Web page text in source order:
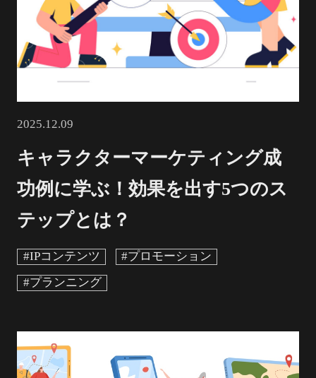
2025.12.09
キャラクターマーケティング成
功例に学ぶ！効果を出す5つのス
テップとは？
#IPコンテンツ
#プロモーション
#プランニング